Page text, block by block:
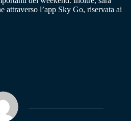
attraverso l’app Sky Go, riservata ai